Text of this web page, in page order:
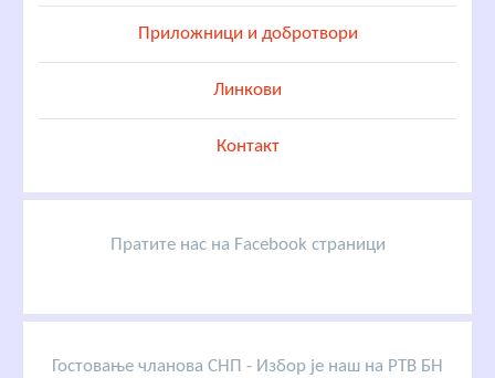
Приложници и добротвори
Линкови
Контакт
Пратите нас на Facebook страници
Гостовање чланова СНП - Избор је наш на РТВ БН